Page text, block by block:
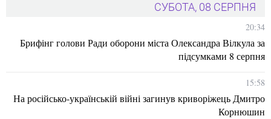
СУБОТА, 08 СЕРПНЯ
20:34
Брифінг голови Ради оборони міста Олександра Вілкула за
підсумками 8 серпня
15:58
На російсько-українській війні загинув криворіжець Дмитро
Корнюшин